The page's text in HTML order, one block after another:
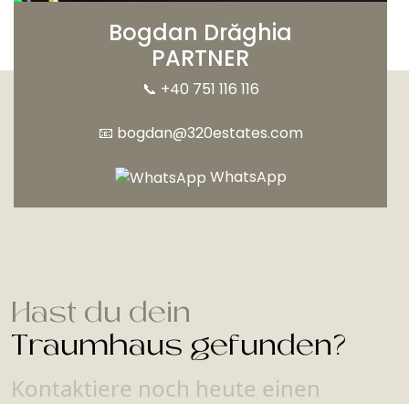
Bogdan Drăghia
PARTNER
📞 +40 751 116 116
📧 bogdan@320estates.com
WhatsApp
Hast du dein
Traumhaus gefunden?
Kontaktiere noch heute einen